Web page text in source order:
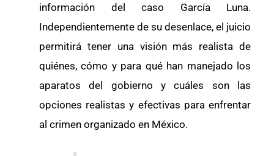
información del caso García Luna.
Independientemente de su desenlace, el juicio
permitirá tener una visión más realista de
quiénes, cómo y para qué han manejado los
aparatos del gobierno y cuáles son las
opciones realistas y efectivas para enfrentar
al crimen organizado en México.